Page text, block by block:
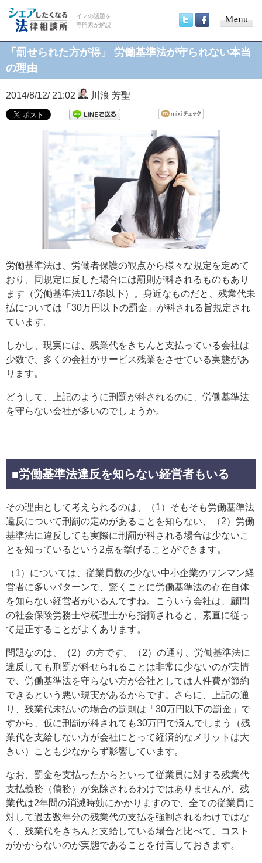
イマの話題を
専門家が解説
menu
「罰せられた方が得」 労働基準法が守られない本当
の理由
2014/8/12/ 21:02 川浪 芳聖
労働基準法は、労働者保護の観点から様々な規定を定めて
おり、同規定に反した場合には罰則が科されるものもあり
ます（労働基準法117条以下）。身近なものだと、残業代未
払については「30万円以下の罰金」が科される旨規定され
ています。
しかし、現実には、残業代をきちんと支払っている会社は
少数で、多くの会社がサービス残業をさせている実態があ
ります。
どうして、上記のように刑罰が科されるのに、労働基準法
を守らない会社が多いのでしょうか。
■労働基準法違反を知らない経営者もいる
その理由として考えられるのは、（1）そもそも労働基準法
違反について刑罰の定めがあることを知らない、（2）労働
基準法に違反しても実際に刑罰が科される場合は少ないこ
とを知っているという2点を挙げることができます。
（1）については、従業員数の少ない中小企業のワンマン経
営者に多いパターンで、驚くことに労働基準法の存在自体
を知らない経営者がいるんですね。こういう会社は、顧問
の社会保険労務士や税理士から指摘されると、素直に従っ
て是正することがよくあります。
問題なのは、（2）の方です。（2）の通り、労働基準法に
違反しても刑罰が科せられることは非常に少ないのが実情
で、労働基準法を守らない方が会社としては人件費が節約
できるという悪い現実があるからです。さらに、上記の通
り、残業代未払いの場合の罰則は「30万円以下の罰金」で
すから、仮に刑罰が科されても30万円で済んでしまう（残
業代を支給しない方が会社にとって経済的なメリットは大
きい）ことも少なからず影響しています。
なお、罰金を支払ったからといって従業員に対する残業代
支払義務（債務）が免除されるわけではありませんが、残
業代は2年間の消滅時効にかかりますので、全ての従業員に
対して過去数年分の残業代の支払を強制されるわけではな
く、残業代をきちんと支給している場合と比べて、コスト
がかからないのが実態であることを付言しておきます。